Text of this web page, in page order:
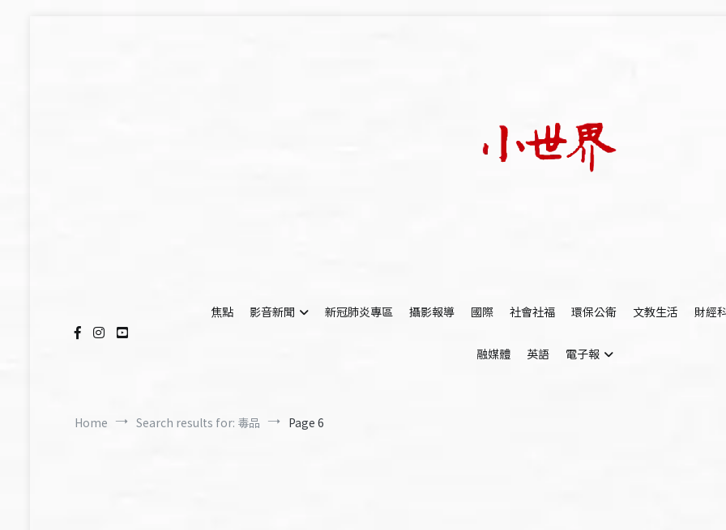
焦點
影音新聞 新冠肺炎專區 攝影報導 國際 社會社福 環保公衛 文教生活 財經
融媒體 英語 電子報
Home Search results for: 毒品 Page 6